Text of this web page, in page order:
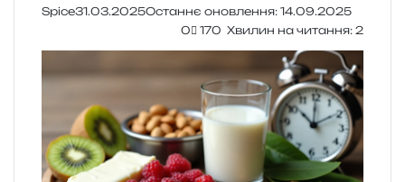
Spice31.03.2025Останнє оновлення: 14.09.2025
0
170 Хвилин на читання: 2